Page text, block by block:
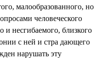
малообразованного, но
человеческого
и несгибаемого, близкого
с ней и стра дающего
нарушать эту